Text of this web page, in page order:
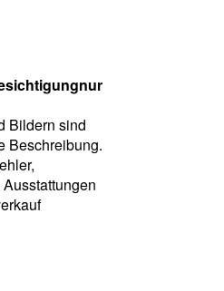
Bildern sind
Beschreibung.